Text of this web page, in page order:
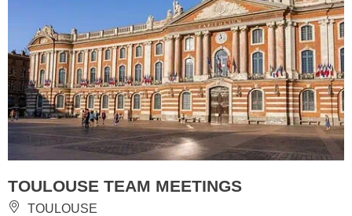
TOULOUSE TEAM MEETINGS
TOULOUSE